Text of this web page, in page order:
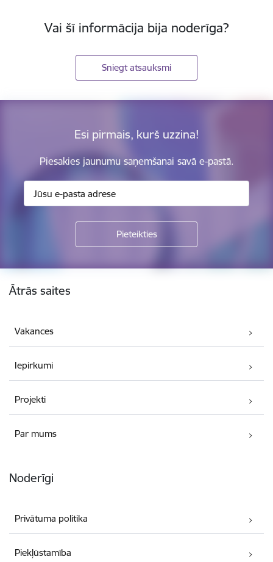
Vai šī informācija bija noderīga?
Sniegt atsauksmi
Esi pirmais, kurš uzzina!
Piesakies jaunumu saņemšanai savā e-pastā.
Kājene
Ātrās saites
Vakances
Iepirkumi
Projekti
Par mums
Noderīgi
Privātuma politika
Piekļūstamība